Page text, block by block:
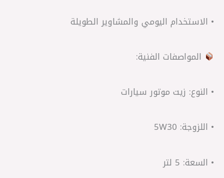
• الاستخدام اليومي والمشاوير الطويلة
المواصفات الفنية:
• النوع: زيت موتور سيارات
• اللزوجة: 5W30
• السعة: 5 لتر